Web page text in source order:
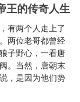
王的传奇人生
有两个人走上了
两位老哥都曾经
子野心，一看唐
。当然，唐朝末
，是因为他们势